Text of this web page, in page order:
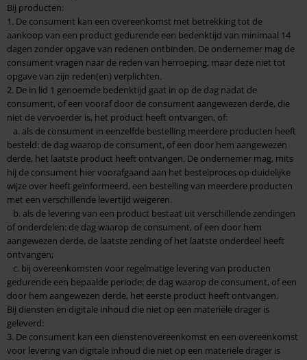
Bij producten:
1. De consument kan een overeenkomst met betrekking tot de
aankoop van een product gedurende een bedenktijd van minimaal 14
dagen zonder opgave van redenen ontbinden. De ondernemer mag de
consument vragen naar de reden van herroeping, maar deze niet tot
opgave van zijn reden(en) verplichten.
2. De in lid 1 genoemde bedenktijd gaat in op de dag nadat de
consument, of een vooraf door de consument aangewezen derde, die
niet de vervoerder is, het product heeft ontvangen, of:
a. als de consument in eenzelfde bestelling meerdere producten heeft
besteld: de dag waarop de consument, of een door hem aangewezen
derde, het laatste product heeft ontvangen. De ondernemer mag, mits
hij de consument hier voorafgaand aan het bestelproces op duidelijke
wijze over heeft geïnformeerd, een bestelling van meerdere producten
met een verschillende levertijd weigeren.
b. als de levering van een product bestaat uit verschillende zendingen
of onderdelen: de dag waarop de consument, of een door hem
aangewezen derde, de laatste zending of het laatste onderdeel heeft
ontvangen;
c. bij overeenkomsten voor regelmatige levering van producten
gedurende een bepaalde periode: de dag waarop de consument, of een
door hem aangewezen derde, het eerste product heeft ontvangen.
Bij diensten en digitale inhoud die niet op een materiële drager is
geleverd:
3. De consument kan een dienstenovereenkomst en een overeenkomst
voor levering van digitale inhoud die niet op een materiële drager is